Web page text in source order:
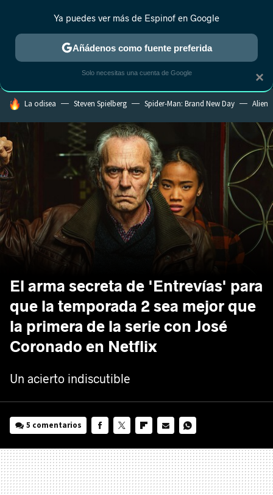
MENÚ NUEVO
ESTRENOS REALITY ANIME RANKINGS CINE
HOY SE HABLA DE
La odisea Steven Spielberg Spider-Man: Brand New Day Alien
El arma secreta de 'Entrevías' para
que la temporada 2 sea mejor que
la primera de la serie con José
Coronado en Netflix
Un acierto indiscutible
5 comentarios
MAIL
×
Ya puedes ver más de Espinof en Google
Añádenos como fuente preferida
Solo necesitas una cuenta de Google